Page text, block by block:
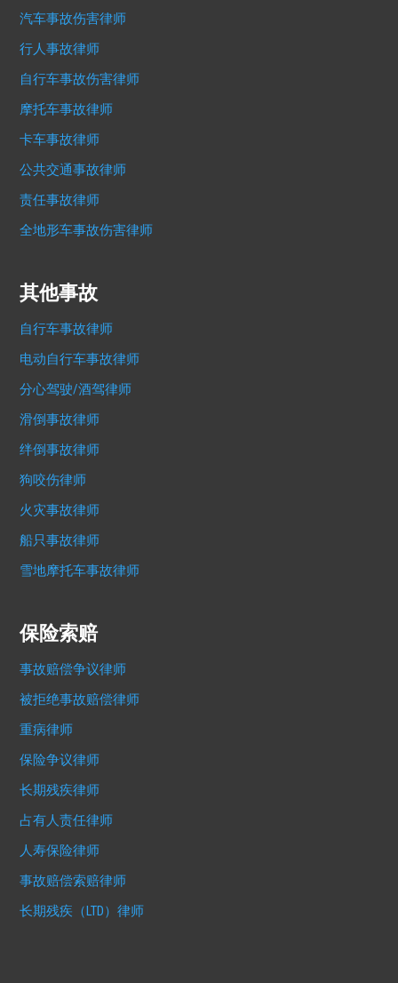
汽车事故伤害律师
行人事故律师
自行车事故伤害律师
摩托车事故律师
卡车事故律师
公共交通事故律师
责任事故律师
全地形车事故伤害律师
其他事故
自行车事故律师
电动自行车事故律师
分心驾驶/酒驾律师
滑倒事故律师
绊倒事故律师
狗咬伤律师
火灾事故律师
船只事故律师
雪地摩托车事故律师
保险索赔
事故赔偿争议律师
被拒绝事故赔偿律师
重病律师
保险争议律师
长期残疾律师
占有人责任律师
人寿保险律师
事故赔偿索赔律师
长期残疾（LTD）律师